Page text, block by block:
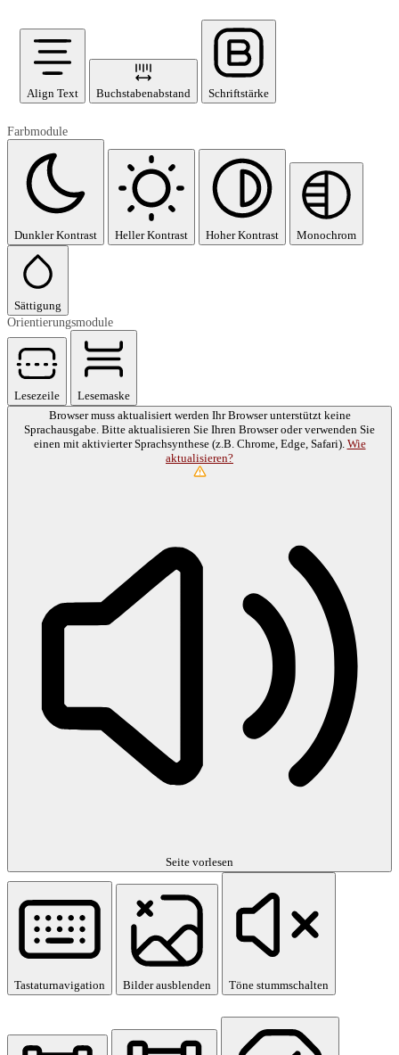
Align Text Buchstabenabstand Schriftstärke
Farbmodule
Dunkler Kontrast Heller Kontrast Hoher Kontrast Monochrom
Sättigung
Orientierungsmodule
Lesezeile
Lesemaske
Browser muss aktualisiert werden Ihr Browser unterstützt keine
Sprachausgabe. Bitte aktualisieren Sie Ihren Browser oder verwenden Sie
einen mit aktivierter Sprachsynthese (z.B. Chrome, Edge, Safari). Wie
aktualisieren?
Seite vorlesen
Tastaturnavigation Bilder ausblenden Töne stummschalten